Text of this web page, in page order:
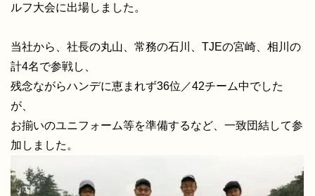
従業員ページ
キャリア採用情報
ルフ大会に出場しました。
当社から、社長の丸山、常務の石川、TJEの宮崎、相川の
計4名で参戦し、
残念ながらハンデに恵まれず36位／42チーム中でした
が、
お揃いのユニフォーム等を準備するなど、一致団結して参
加しました。